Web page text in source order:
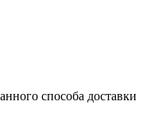
способа доставки